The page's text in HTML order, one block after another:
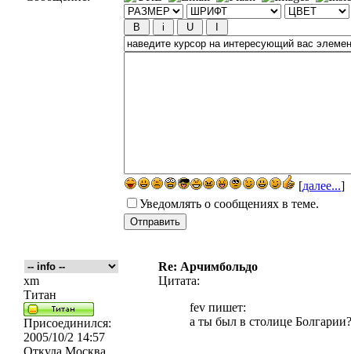
Re: Арчимбольдо
xm
Титан
Присоединился:
2005/10/2 14:57
Откуда Москва
Цитата:
fev пишет:
а ты был в столице Болгарии?
[далее...]
Уведомлять о сообщениях в теме.